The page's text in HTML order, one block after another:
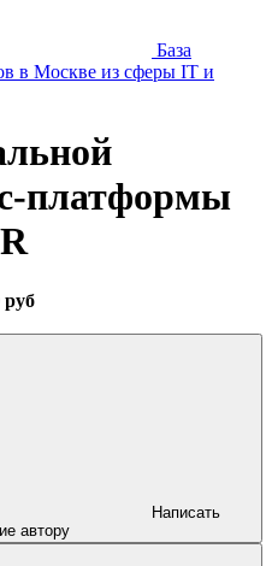
База
в Москве из сферы IT и
платформы
руб
автору